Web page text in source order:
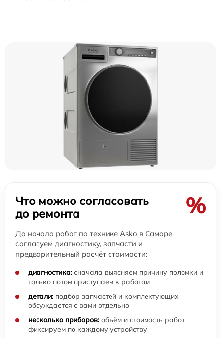
Что можно согласовать
до ремонта
%
До начала работ по технике Asko в Самаре
согласуем диагностику, запчасти и
предварительный расчёт стоимости:
диагностика: сначала выясняем причину поломки и
только потом приступаем к работам
детали: подбор запчастей и комплектующих
обсуждается с вами отдельно
несколько приборов: объём и стоимость работ
фиксируем по каждому устройству